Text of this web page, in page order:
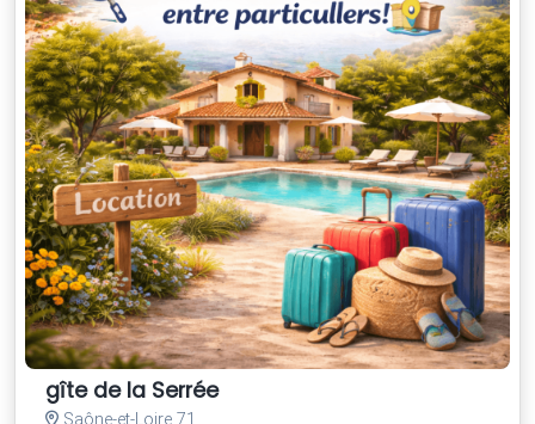
gîte de la Serrée
Saône-et-Loire 71